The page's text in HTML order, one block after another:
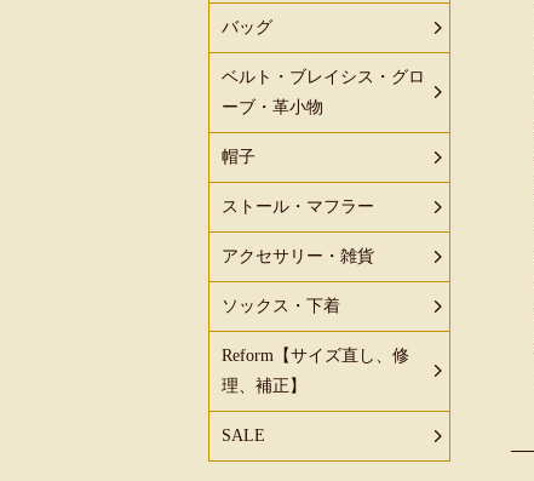
バッグ
ベルト・ブレイシス・グロ
ーブ・革小物
帽子
ストール・マフラー
アクセサリー・雑貨
ソックス・下着
Reform【サイズ直し、修
理、補正】
SALE